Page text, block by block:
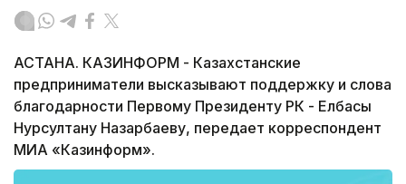
АСТАНА. КАЗИНФОРМ - Казахстанские
предприниматели высказывают поддержку и слова
благодарности Первому Президенту РК - Елбасы
Нурсултану Назарбаеву, передает корреспондент
МИА «Казинформ».